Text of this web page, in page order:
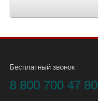
Бесплатный звонок
8 800 700 47 80